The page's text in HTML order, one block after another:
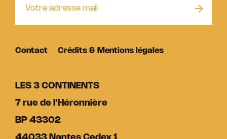
LES 3 CONTINENTS
7 rue de l’Héronnière
BP 43302
Contact Crédits & Mentions légales